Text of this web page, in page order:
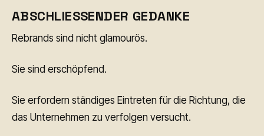
ABSCHLIESSENDER GEDANKE
Rebrands sind nicht glamourös.
Sie sind erschöpfend.
Sie erfordern ständiges Eintreten für die Richtung, die
das Unternehmen zu verfolgen versucht.